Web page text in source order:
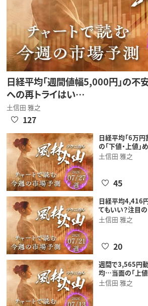
日経平均「週間値幅5,000円」の
への再トライはい…
土信田 雅之
127
日経平均「6万
の「下値・上値
土信田 雅之
45
日経平均4,416円
てもいい？注目
土信田 雅之
20
週間で3,565円
均…当面の「上
土信田 雅之